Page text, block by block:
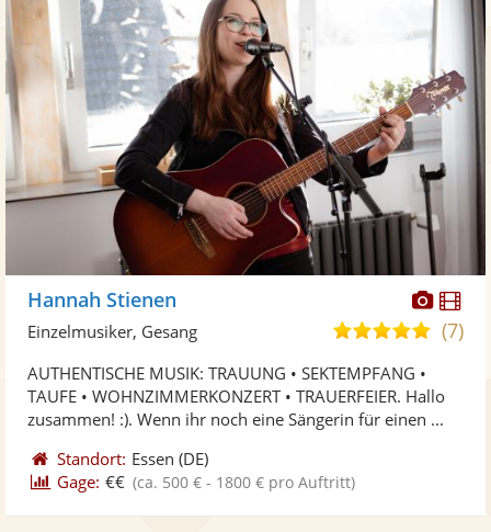
Hannah Stienen
5,0
5
(7)
Einzelmusiker, Gesang
AUTHENTISCHE MUSIK: TRAUUNG • SEKTEMPFANG •
TAUFE • WOHNZIMMERKONZERT • TRAUERFEIER. Hallo
zusammen! :). Wenn ihr noch eine Sängerin für einen ...
Standort: Essen (DE)
Gage: €€ (ca. 500 € - 1800 € pro Auftritt)